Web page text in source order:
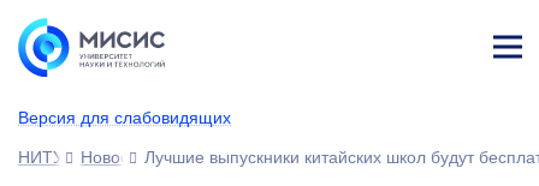
Версия для слабовидящих
ине
НИТУ МИСИС
НовостиЛучшие выпускники китайских школ будут